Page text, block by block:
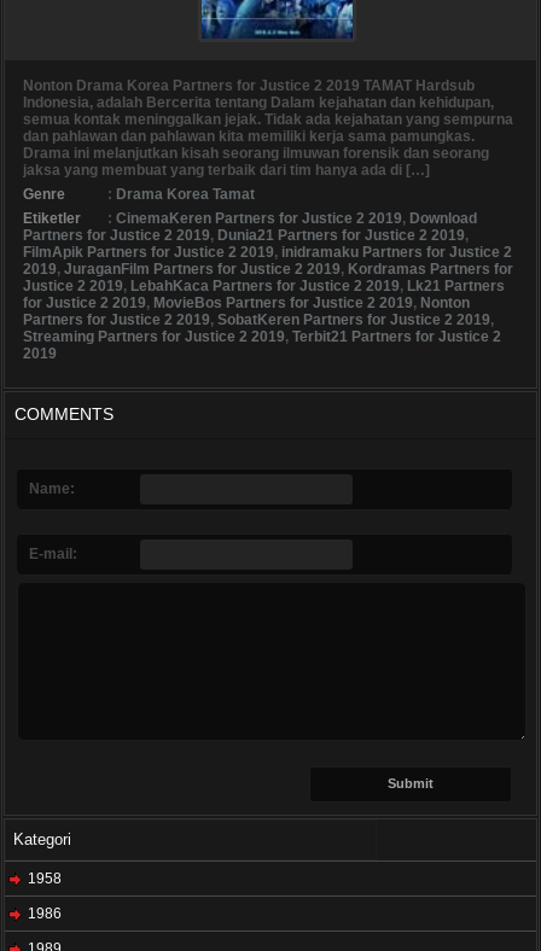
Nonton Drama Korea Partners for Justice 2 2019 TAMAT Hardsub
Indonesia, adalah Bercerita tentang Dalam kejahatan dan kehidupan,
semua kontak meninggalkan jejak. Tidak ada kejahatan yang sempurna
dan pahlawan dan pahlawan kita memiliki kerja sama pamungkas.
Drama ini melanjutkan kisah seorang ilmuwan forensik dan seorang
jaksa yang membuat yang terbaik dari tim hanya ada di […]
Genre
: Drama Korea Tamat
Etiketler
: CinemaKeren Partners for Justice 2 2019, Download
Partners for Justice 2 2019, Dunia21 Partners for Justice 2 2019,
FilmApik Partners for Justice 2 2019, inidramaku Partners for Justice 2
2019, JuraganFilm Partners for Justice 2 2019, Kordramas Partners for
Justice 2 2019, LebahKaca Partners for Justice 2 2019, Lk21 Partners
for Justice 2 2019, MovieBos Partners for Justice 2 2019, Nonton
Partners for Justice 2 2019, SobatKeren Partners for Justice 2 2019,
Streaming Partners for Justice 2 2019, Terbit21 Partners for Justice 2
2019
COMMENTS
Name:
E-mail:
Kategori
1958
1986